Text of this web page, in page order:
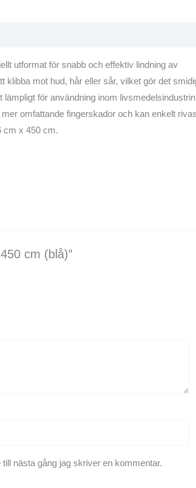
utformat för snabb och effektiv lindning av
klibba mot hud, hår eller sår, vilket gör det
för användning inom livsmedelsindustrin
omfattande fingerskador och kan enkelt
cm x 450 cm.
cm (blå)”
nästa gång jag skriver en kommentar.